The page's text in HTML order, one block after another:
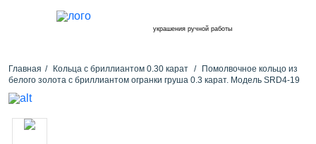
украшения ручной работы
Главная Кольца с бриллиантом 0.30 карат
Помолвочное кольцо из
белого золота с бриллиантом огранки груша 0.3 карат. Модель SRD4-19